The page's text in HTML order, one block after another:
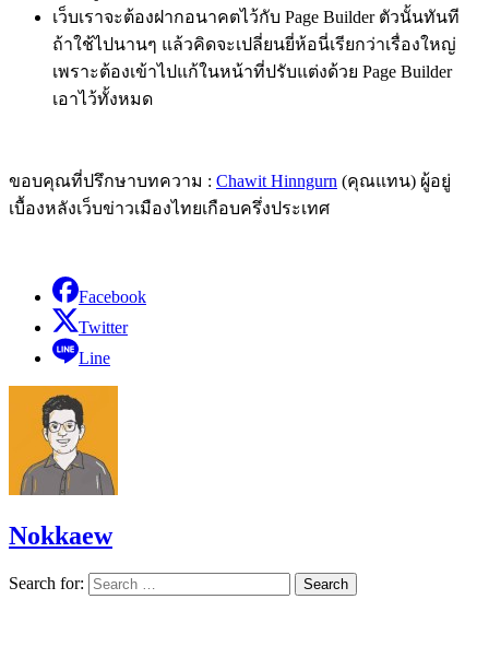
เว็บเราจะต้องฝากอนาคตไว้กับ Page Builder ตัวนั้นทันที
ถ้าใช้ไปนานๆ แล้วคิดจะเปลี่ยนยี่ห้อนี่เรียกว่าเรื่องใหญ่
เพราะต้องเข้าไปแก้ในหน้าที่ปรับแต่งด้วย Page Builder
เอาไว้ทั้งหมด
ขอบคุณที่ปรึกษาบทความ : Chawit Hinngurn (คุณแทน) ผู้อยู่
เบื้องหลังเว็บข่าวเมืองไทยเกือบครึ่งประเทศ
Facebook
Twitter
Line
Nokkaew
Search for: